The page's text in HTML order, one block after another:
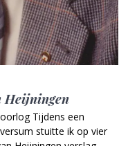
Heijningen
Tijdens een
stuitte ik op vier